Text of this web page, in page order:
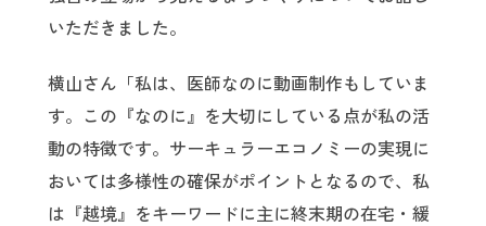
いただきました。
横山さん「私は、医師なのに動画制作もしていま
す。この『なのに』を大切にしている点が私の活
動の特徴です。サーキュラーエコノミーの実現に
おいては多様性の確保がポイントとなるので、私
は『越境』をキーワードに主に終末期の在宅・緩